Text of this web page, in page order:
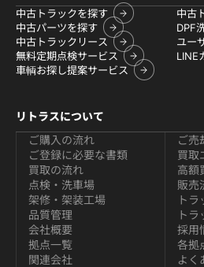
中古トラックを探す
中古
中古パーツを探す
DPF
中古トラックリース
ユー
無料定期点検サービス
LINE
車輌お探し提案サービス
リトラスについて
ご購入の流れ
ご登録に必要な書類
買取の流れ
ご売
買取
高額
点検・洗車場
架修・架装工場
品質管理
販売
トラ
トラ
会社概要
拠点一覧
関連会社
採用
各拠
よく